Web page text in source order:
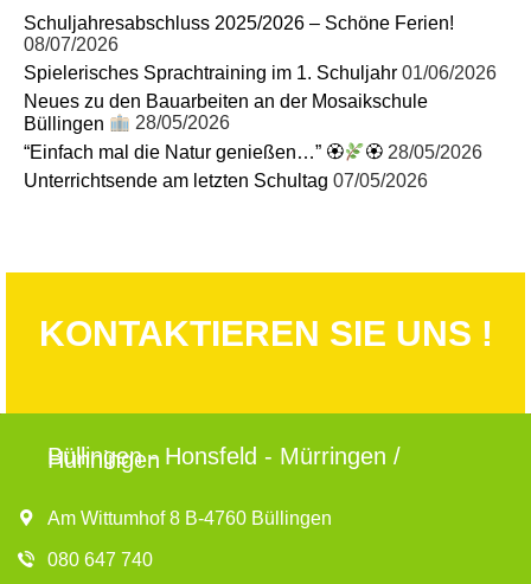
Schuljahresabschluss 2025/2026 – Schöne Ferien!
08/07/2026
Spielerisches Sprachtraining im 1. Schuljahr 01/06/2026
Neues zu den Bauarbeiten an der Mosaikschule
Büllingen
28/05/2026
“Einfach mal die Natur genießen…” 🏵
🏵 28/05/2026
Unterrichtsende am letzten Schultag 07/05/2026
KONTAKTIEREN SIE UNS !
Büllingen - Honsfeld - Mürringen /
Hünningen
Am Wittumhof 8 B-4760 Büllingen
080 647 740